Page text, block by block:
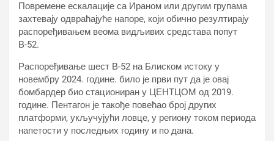
Повремене ескалације са Ираном или другим групама
захтевају одвраћајуће напоре, који обично резултирају
распоређивањем веома видљивих средстава попут
В-52.
Распоређивање шест В-52 на Блиском истоку у
новембру 2024. године. било је први пут да је овај
бомбардер био стациониран у ЦЕНТЦОМ од 2019.
године. Пентагон је такође повећао број других
платформи, укључујући ловце, у региону током периода
напетости у последњих годину и по дана.